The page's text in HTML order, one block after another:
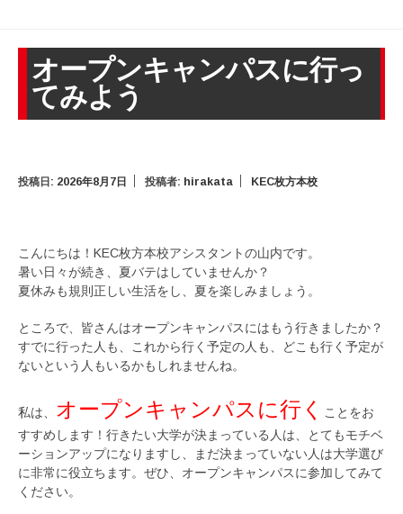
オープンキャンパスに行っ
てみよう
投稿日: 2026年8月7日 投稿者: hirakata KEC枚方本校
こんにちは！KEC枚方本校アシスタントの山内です。
暑い日々が続き、夏バテはしていませんか？
夏休みも規則正しい生活をし、夏を楽しみましょう。
ところで、皆さんはオープンキャンパスにはもう行きましたか？
すでに行った人も、これから行く予定の人も、どこも行く予定が
ないという人もいるかもしれませんね。
私は、 オープンキャンパスに行く
ことをお
すすめします！行きたい大学が決まっている人は、とてもモチベ
ーションアップになりますし、まだ決まっていない人は大学選び
に非常に役立ちます。ぜひ、オープンキャンパスに参加してみて
ください。